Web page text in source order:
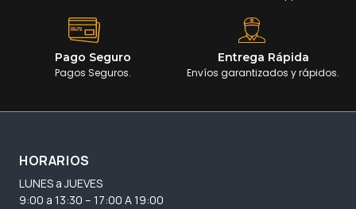
Pago Seguro
Pagos Seguros.
Entrega Rápida
Envíos garantizados y rápidos.
HORARIOS
LUNES a JUEVES
9:00 a 13:30 – 17:00 A 19:00